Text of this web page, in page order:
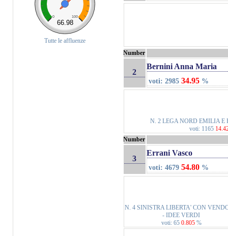
0 100
66.98
Tutte le affluenze
Number
2
Bernini Anna Maria
voti: 298534.95 %
N. 2 LEGA NORD EMILIA E
voti: 1165
Number
3
Errani Vasco
voti: 467954.80 %
N. 4 SINISTRA LIBERTA' CON
- IDEE VERDI
voti: 65 0.805 %